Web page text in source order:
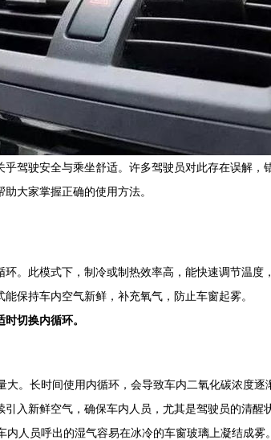
驾驶安全与乘坐舒适。许多驾驶员对此存在误解，
大家掌握正确的使用方法。
。此模式下，制冷或制热效率高，能快速调节温度
保持车内空气新鲜，补充氧气，防止车窗起雾。
切换内循环。
大。长时间使用内循环，会导致车内二氧化碳浓度
入新鲜空气，确保车内人员，尤其是驾驶员的清醒
内人员呼出的湿气容易在冰冷的车窗玻璃上凝结成